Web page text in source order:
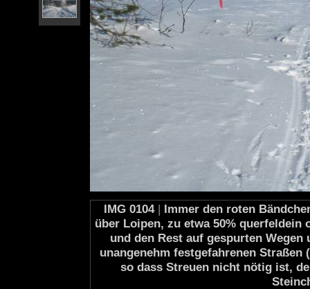
IMG 0104| Immer den roten
über Loipen, zu etwa 50%
und den Rest auf gespurten
unangenehm festgefahrenen
so dass Streuen nicht nötig ist,